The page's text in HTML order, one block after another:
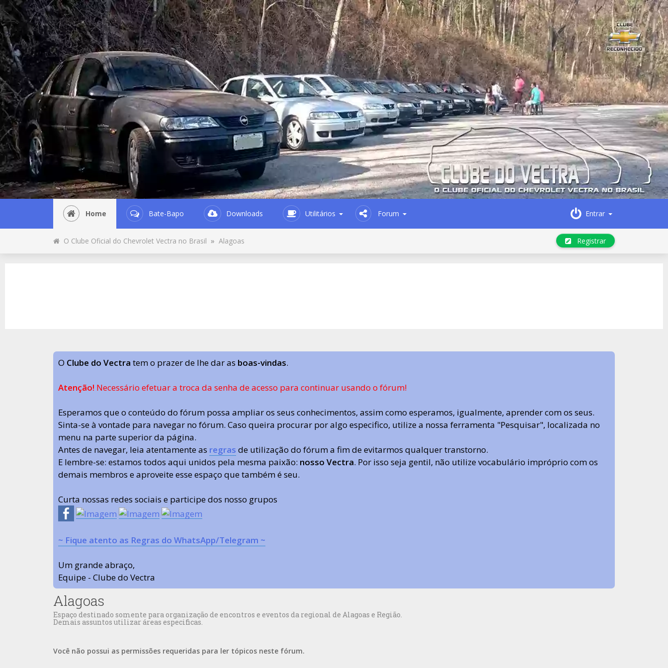
Home Bate-Bapo Downloads Utilitários Forum Entrar
O Clube Oficial do Chevrolet Vectra no Brasil » Alagoas Registrar
O Clube do Vectra tem o prazer de lhe dar as boas-vindas.
Atenção! Necessário efetuar a troca da senha de acesso para continuar usando o fórum!
Esperamos que o conteúdo do fórum possa ampliar os seus conhecimentos, assim como esperamos, igualmente, aprender com os seus.
Sinta-se à vontade para navegar no fórum. Caso queira procurar por algo especifico, utilize a nossa ferramenta "Pesquisar", localizada no
menu na parte superior da página.
Antes de navegar, leia atentamente as regras de utilização do fórum a fim de evitarmos qualquer transtorno.
E lembre-se: estamos todos aqui unidos pela mesma paixão: nosso Vectra. Por isso seja gentil, não utilize vocabulário impróprio com os
demais membros e aproveite esse espaço que também é seu.
Curta nossas redes sociais e participe dos nosso grupos
~ Fique atento as Regras do WhatsApp/Telegram ~
Um grande abraço,
Equipe - Clube do Vectra
Alagoas
Espaço destinado somente para organização de encontros e eventos da regional de Alagoas e Região.
Demais assuntos utilizar áreas especificas.
Você não possui as permissões requeridas para ler tópicos neste fórum.